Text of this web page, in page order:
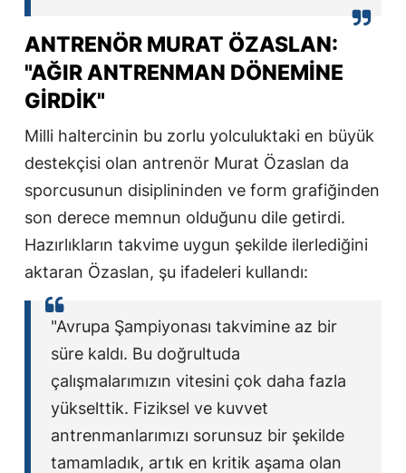
ANTRENÖR MURAT ÖZASLAN:
"AĞIR ANTRENMAN DÖNEMINE
GIRDIK"
Milli haltercinin bu zorlu yolculuktaki en büyük
destekçisi olan antrenör Murat Özaslan da
sporcusunun disiplininden ve form grafiğinden
son derece memnun olduğunu dile getirdi.
Hazırlıkların takvime uygun şekilde ilerlediğini
aktaran Özaslan, şu ifadeleri kullandı:
"Avrupa Şampiyonası takvimine az bir
süre kaldı. Bu doğrultuda
çalışmalarımızın vitesini çok daha fazla
yükselttik. Fiziksel ve kuvvet
antrenmanlarımızı sorunsuz bir şekilde
tamamladık, artık en kritik aşama olan